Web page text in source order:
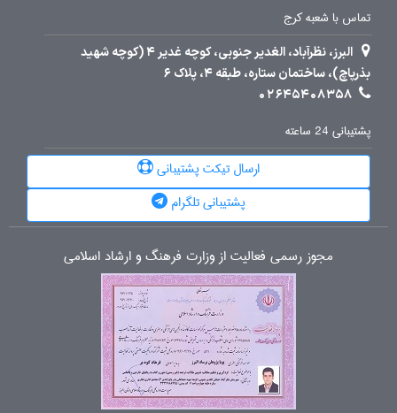
تماس با شعبه کرج
البرز، نظرآباد، الغدیر جنوبی، کوچه غدیر 4 (کوچه شهید
بذرپاچ)، ساختمان ستاره، طبقه 4، پلاک 6
02645408358
پشتیبانی 24 ساعته
ارسال تیکت پشتیبانی
پشتیبانی تلگرام
مجوز رسمی فعالیت از وزارت فرهنگ و ارشاد اسلامی